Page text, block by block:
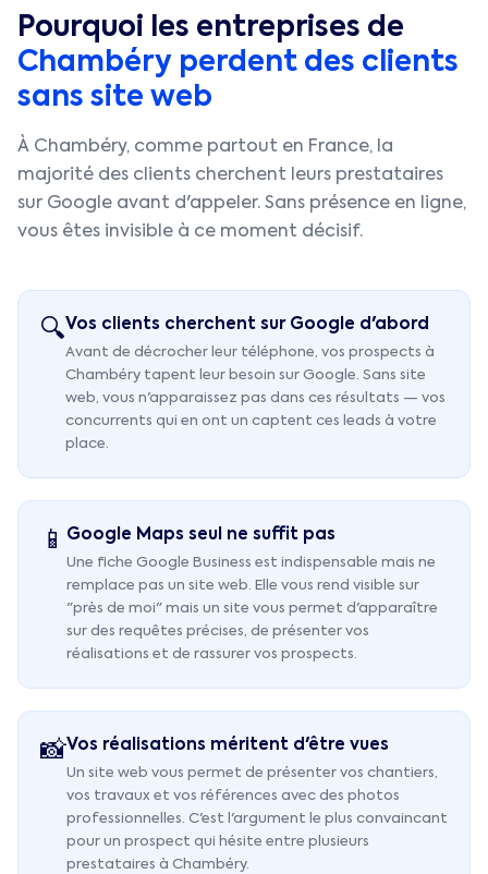
Pourquoi les entreprises de
Chambéry perdent des clients
sans site web
À Chambéry, comme partout en France, la
majorité des clients cherchent leurs prestataires
sur Google avant d'appeler. Sans présence en ligne,
vous êtes invisible à ce moment décisif.
🔍Vos clients cherchent sur Google d'abord
Avant de décrocher leur téléphone, vos prospects à
Chambéry tapent leur besoin sur Google. Sans site
web, vous n'apparaissez pas dans ces résultats — vos
concurrents qui en ont un captent ces leads à votre
place.
📱 Google Maps seul ne suffit pas
Une fiche Google Business est indispensable mais ne
remplace pas un site web. Elle vous rend visible sur
"près de moi" mais un site vous permet d'apparaître
sur des requêtes précises, de présenter vos
réalisations et de rassurer vos prospects.
📸Vos réalisations méritent d'être vues
Un site web vous permet de présenter vos chantiers,
vos travaux et vos références avec des photos
professionnelles. C'est l'argument le plus convaincant
pour un prospect qui hésite entre plusieurs
prestataires à Chambéry.